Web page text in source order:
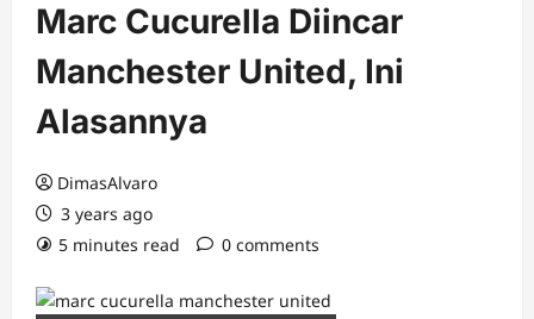
Marc Cucurella Diincar
Manchester United, Ini
Alasannya
DimasAlvaro
3 years ago
5 minutes read
0 comments